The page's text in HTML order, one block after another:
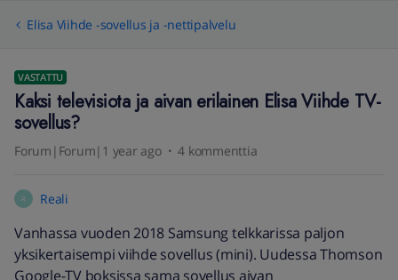
Elisa Viihde -sovellus ja -nettipalvelu
VASTATTU
Kaksi televisiota ja aivan erilainen Elisa Viihde TV-
sovellus?
Forum|Forum|1 year ago 4 kommenttia
R Reali
Vanhassa vuoden 2018 Samsung telkkarissa paljon
yksikertaisempi viihde sovellus (mini). Uudessa Thomson
Google-TV boksissa sama sovellus aivan